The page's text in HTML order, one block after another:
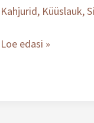
Kahjurid, Küüslauk,
Loe edasi »